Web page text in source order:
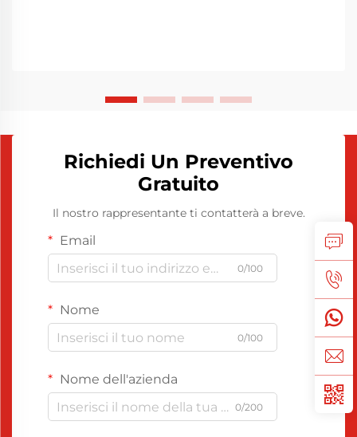
Richiedi Un Preventivo
Gratuito
Il nostro rappresentante ti contatterà a breve.
Email
0/100
Nome
0/100
Nome dell'azienda
0/200